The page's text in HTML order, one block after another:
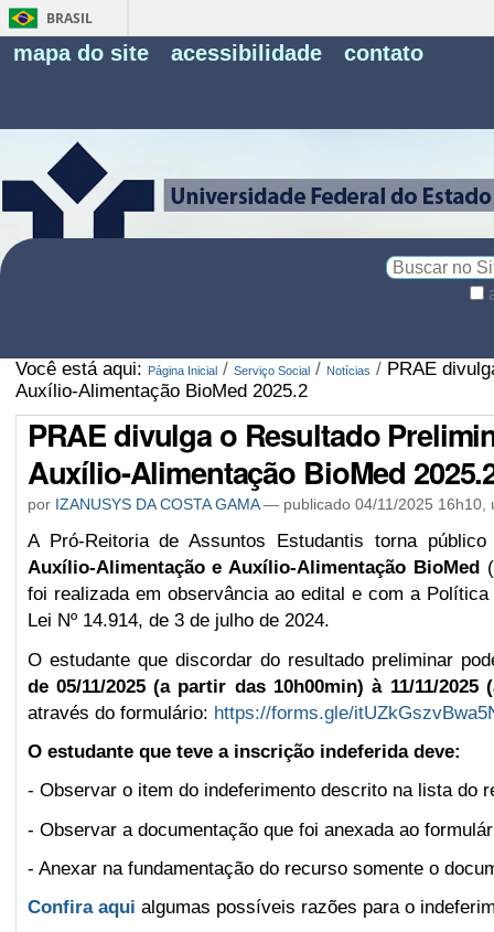
BRASIL
mapa do site acessibilidade contato
Você está aqui: Página Inicial / Serviço Social / Notícias / PRAE
Auxílio-Alimentação BioMed 2025.2
PRAE divulga o Resultado
Auxílio-Alimentação BioMed
por IZANUSYS DA COSTA GAMA— publicado04/11/2025 16h10,
A Pró-Reitoria de Assuntos Estudantis torna
Auxílio-Alimentação e Auxílio-Alimentação BioMed
foi realizada em observância ao edital e com a
Lei Nº 14.914, de 3 de julho de 2024.
O estudante que discordar do resultado preliminar
de 05/11/2025 (a partir das 10h00min) à 11/11/2025
através do formulário: https://forms.gle/
O estudante que teve a inscrição indeferida deve:
- Observar o item do indeferimento descrito na lista do
- Observar a documentação que foi anexada ao
- Anexarna fundamentação do recurso somente o
Confira aqui algumas possíveis razões para o